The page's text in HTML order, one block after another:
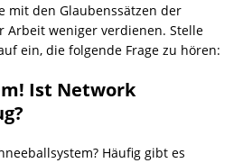
mit den Glaubenssätzen der
Arbeit weniger verdienen. Stelle
ein, die folgende Frage zu hören:
Ist Network
Häufig gibt es